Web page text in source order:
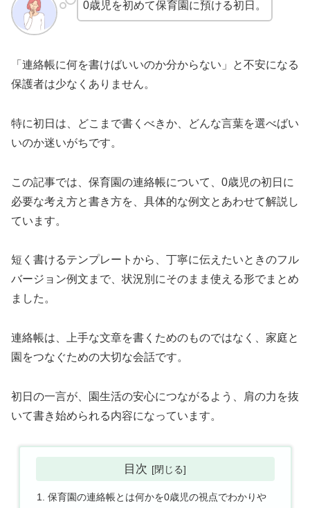
0歳児を初めて保育園に預ける初日。
「連絡帳に何を書けばいいのか分からない」と不安になる
保護者は少なくありません。
特に初日は、どこまで書くべきか、どんな言葉を選べばい
いのか迷いがちです。
この記事では、保育園の連絡帳について、0歳児の初日に
必要な考え方と書き方を、具体的な例文とあわせて解説し
ています。
短く書けるテンプレートから、丁寧に伝えたいときのフル
バージョン例文まで、状況別にそのまま使える形でまとめ
ました。
連絡帳は、上手な文章を書くためのものではなく、家庭と
園をつなぐための大切な会話です。
初日の一言が、園生活の安心につながるよう、肩の力を抜
いて書き始められる内容になっています。
目次
保育園の連絡帳とは何かを0歳児の視点でわかりや